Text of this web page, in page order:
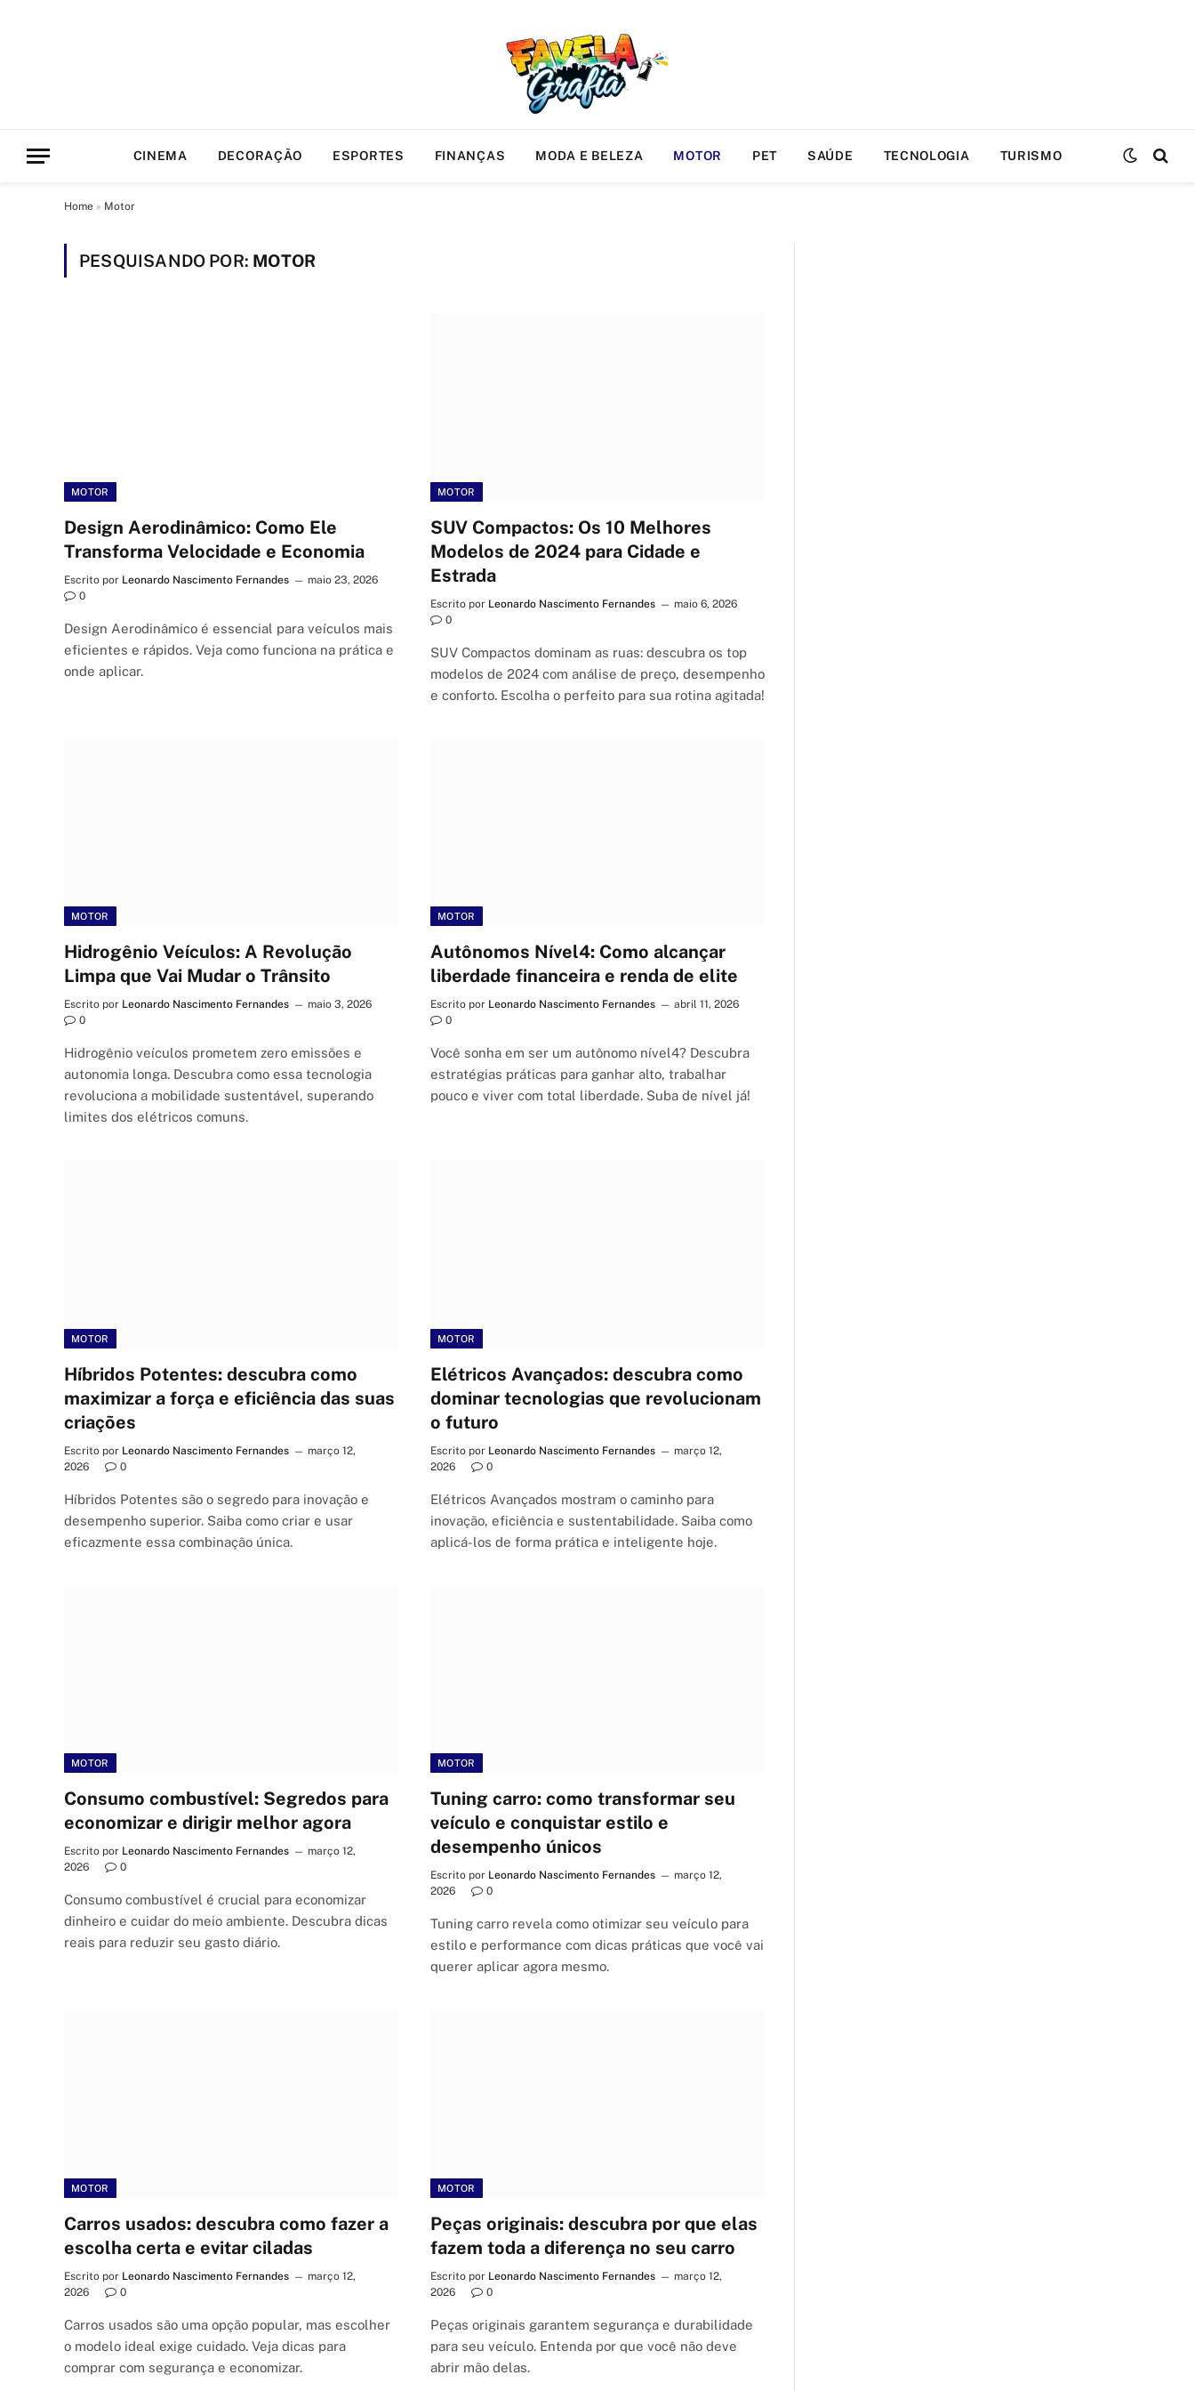
CINEMA DECORAÇÃO ESPORTES FINANÇAS MODA E BELEZA MOTOR PET SAÚDE TECNOLOGIA TURISMO
Home » Motor
PESQUISANDO POR: MOTOR
MOTOR
Design Aerodinâmico: Como Ele
Transforma Velocidade e Economia
Escrito por Leonardo Nascimento Fernandes
maio 23, 2026
0
Design Aerodinâmico é essencial para veículos mais
eficientes e rápidos. Veja como funciona na prática e
onde aplicar.
MOTOR
SUV Compactos: Os 10 Melhores
Modelos de 2024 para Cidade e
Estrada
Escrito por Leonardo Nascimento Fernandes
maio 6, 2026
0
SUV Compactos dominam as ruas: descubra os top
modelos de 2024 com análise de preço, desempenho
e conforto. Escolha o perfeito para sua rotina agitada!
MOTOR
Hidrogênio Veículos: A Revolução
Limpa que Vai Mudar o Trânsito
Escrito por Leonardo Nascimento Fernandes
maio 3, 2026
0
Hidrogênio veículos prometem zero emissões e
autonomia longa. Descubra como essa tecnologia
revoluciona a mobilidade sustentável, superando
limites dos elétricos comuns.
MOTOR
Autônomos Nível4: Como alcançar
liberdade financeira e renda de elite
Escrito por Leonardo Nascimento Fernandes
abril 11, 2026
0
Você sonha em ser um autônomo nível4? Descubra
estratégias práticas para ganhar alto, trabalhar
pouco e viver com total liberdade. Suba de nível já!
MOTOR
Híbridos Potentes: descubra como
maximizar a força e eficiência das suas
criações
Escrito por Leonardo Nascimento Fernandes
março 12,
2026
0
Híbridos Potentes são o segredo para inovação e
desempenho superior. Saiba como criar e usar
eficazmente essa combinação única.
MOTOR
Elétricos Avançados: descubra como
dominar tecnologias que revolucionam
o futuro
Escrito por Leonardo Nascimento Fernandes
março 12,
2026
0
Elétricos Avançados mostram o caminho para
inovação, eficiência e sustentabilidade. Saiba como
aplicá-los de forma prática e inteligente hoje.
MOTOR
Consumo combustível: Segredos para
economizar e dirigir melhor agora
Escrito por Leonardo Nascimento Fernandes
março 12,
2026
0
Consumo combustível é crucial para economizar
dinheiro e cuidar do meio ambiente. Descubra dicas
reais para reduzir seu gasto diário.
MOTOR
Tuning carro: como transformar seu
veículo e conquistar estilo e
desempenho únicos
Escrito por Leonardo Nascimento Fernandes
março 12,
2026
0
Tuning carro revela como otimizar seu veículo para
estilo e performance com dicas práticas que você vai
querer aplicar agora mesmo.
MOTOR
Carros usados: descubra como fazer a
escolha certa e evitar ciladas
Escrito por Leonardo Nascimento Fernandes
março 12,
2026
0
Carros usados são uma opção popular, mas escolher
o modelo ideal exige cuidado. Veja dicas para
comprar com segurança e economizar.
MOTOR
Peças originais: descubra por que elas
fazem toda a diferença no seu carro
Escrito por Leonardo Nascimento Fernandes
março 12,
2026
0
Peças originais garantem segurança e durabilidade
para seu veículo. Entenda por que você não deve
abrir mão delas.